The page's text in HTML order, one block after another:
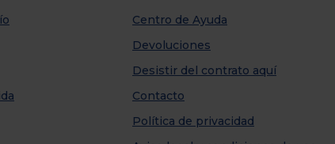
Centro de Ayuda
Devoluciones
Desistir del contrato aquí
Contacto
Política de privacidad